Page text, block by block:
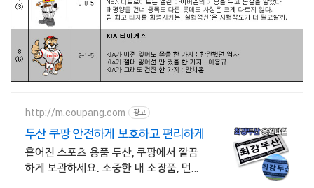
http://m.coupang.com 광고
두산 쿠팡 안전하게 보호하고 편리하게
흩어진 스포츠 용품 두산, 쿠팡에서 깔끔
하게 보관하세요. 소중한 내 소장품, 먼지